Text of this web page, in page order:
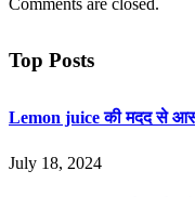
Top Posts
Lemon juice की मदद से
July 18, 2024